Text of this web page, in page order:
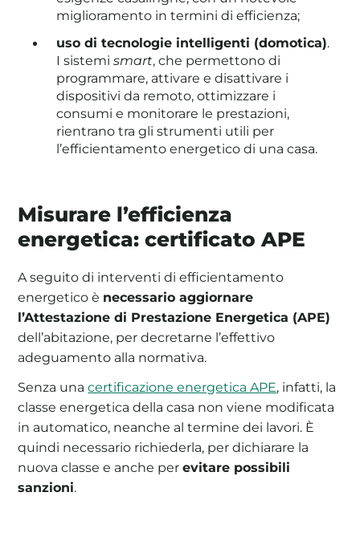
miglioramento in termini di efficienza;
uso di tecnologie intelligenti (domotica).
I sistemismart, che permettono di
programmare, attivare e disattivare i
dispositivi da remoto, ottimizzare i
consumi e monitorare le prestazioni,
rientrano tra gli strumenti utili per
l’efficientamento energetico di una casa.
Misurare l’efficienza
energetica: certificato APE
A seguito di interventi di efficientamento
energetico è necessario aggiornare
l’Attestazione di Prestazione Energetica (APE)
dell’abitazione, per decretarne l’effettivo
adeguamento alla normativa.
Senza unacertificazione energetica APE, infatti, la
classe energetica della casa non viene modificata
in automatico, neanche al termine dei lavori. È
quindi necessario richiederla, per dichiarare la
nuova classe e anche perevitare possibili
sanzioni.